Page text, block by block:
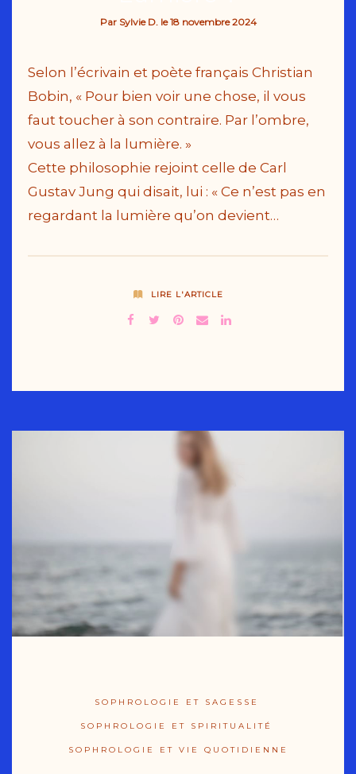
Par Sylvie D. le18 novembre 2024
Selon l’écrivain et poète français Christian
Bobin, « Pour bien voir une chose, il vous
faut toucher à son contraire. Par l’ombre,
vous allez à la lumière. »
Cette philosophie rejoint celle de Carl
Gustav Jung qui disait, lui : « Ce n’est pas en
regardant la lumière qu’on devient…
LIRE L'ARTICLE
SOPHROLOGIE ET SAGESSE
SOPHROLOGIE ET SPIRITUALITÉ
SOPHROLOGIE ET VIE QUOTIDIENNE